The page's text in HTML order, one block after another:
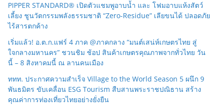
PIPPER STANDARD® เปิดตัวแชมพูอาบน้ำ และ โฟมอาบแห้งสัตว์
เลี้ยง ชูนวัตกรรมพลังธรรมชาติ “Zero-Residue” เลียขนได้ ปลอดภัย
ไร้สารตกค้าง
เริ่มแล้ว! อ.ต.ก.แฟร์ 4 ภาค @ภาคกลาง “มนต์เสน่ห์เกษตรไทย สู่
ใจกลางมหานคร” ชวนชิม ช้อป สินค้าเกษตรคุณภาพจากทั่วไทย วัน
นี้ – 8 สิงหาคมนี้ ณ ลานคนเมือง
ททท. ประกาศความสำเร็จ Village to the World Season 5 ผนึก 9
พันธมิตร ขับเคลื่อน ESG Tourism สืบสานพระราชปณิธาน สร้าง
คุณค่าการท่องเที่ยวไทยอย่างยั่งยืน